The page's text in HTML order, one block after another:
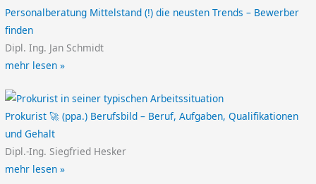
Personalberatung Mittelstand (!) die neusten Trends – Bewerber
finden
Dipl. Ing. Jan Schmidt
mehr lesen »
Prokurist 🚀 (ppa.) Berufsbild – Beruf, Aufgaben, Qualifikationen
und Gehalt
Dipl.-Ing. Siegfried Hesker
mehr lesen »